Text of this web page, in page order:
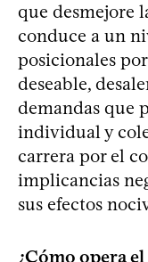
que desmejore
conduce a un
posicionales
deseable,
demandas que
individual y
carrera por el
implicancias
sus efectos
¿Cómo opera